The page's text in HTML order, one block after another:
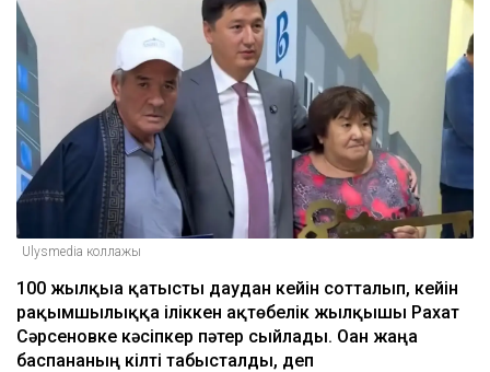
Ulysmedia коллажы
100 жылқыға қатысты даудан кейін сотталып, кейін
рақымшылыққа іліккен ақтөбелік жылқышы Рахат
Сәрсеновке кәсіпкер пәтер сыйлады. Оған жаңа
баспананың кілті табысталды, деп